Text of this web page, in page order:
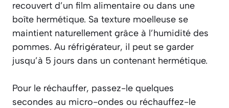
recouvert d’un film alimentaire ou dans une
boîte hermétique. Sa texture moelleuse se
maintient naturellement grâce à l’humidité des
pommes. Au réfrigérateur, il peut se garder
jusqu’à 5 jours dans un contenant hermétique.
Pour le réchauffer, passez-le quelques
secondes au micro-ondes ou réchauffez-le